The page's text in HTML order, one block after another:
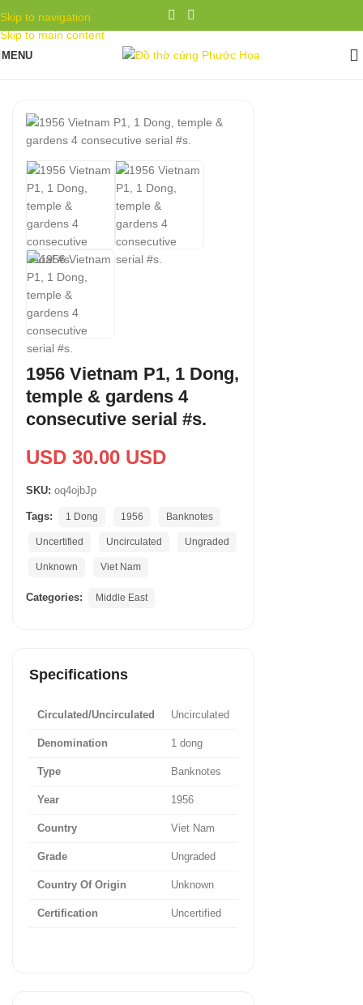
Skip to navigation
Skip to main content
MENU
1956 Vietnam P1, 1 Dong,
temple & gardens 4
consecutive serial #s.
USD 30.00 USD
SKU: oq4ojbJp
Tags: 1 Dong 1956 Banknotes
Uncertified Uncirculated Ungraded
Unknown Viet Nam
Categories: Middle East
Specifications
Circulated/Uncirculated Uncirculated
Denomination 1 dong
Type Banknotes
Year 1956
Country Viet Nam
Grade Ungraded
Country Of Origin Unknown
Certification Uncertified